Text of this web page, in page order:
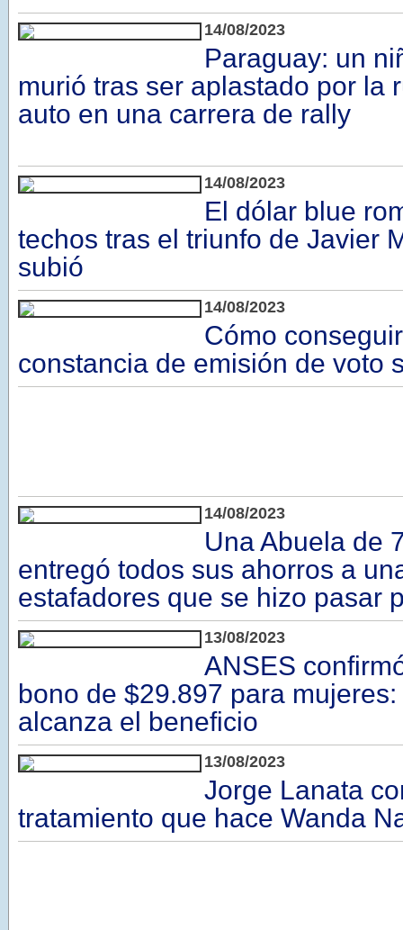
14/08/2023
Paraguay: un
murió tras ser aplastado por la
auto en una carrera de rally
14/08/2023
El dólar blue
techos tras el triunfo de Javier
subió
14/08/2023
Cómo
constancia de emisión de voto
14/08/2023
Una Abuela de
entregó todos sus ahorros a
estafadores que se hizo pasar
13/08/2023
ANSES
bono de $29.897 para
alcanza el beneficio
13/08/2023
Jorge Lanata
tratamiento que hace Wanda